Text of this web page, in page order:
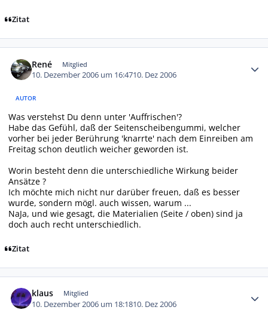
Zitat
René Mitglied
10. Dezember 2006 um 16:4710. Dez 2006
AUTOR
Was verstehst Du denn unter 'Auffrischen'?
Habe das Gefühl, daß der Seitenscheibengummi, welcher
vorher bei jeder Berührung 'knarrte' nach dem Einreiben am
Freitag schon deutlich weicher geworden ist.
Worin besteht denn die unterschiedliche Wirkung beider
Ansätze ?
Ich möchte mich nicht nur darüber freuen, daß es besser
wurde, sondern mögl. auch wissen, warum ...
NaJa, und wie gesagt, die Materialien (Seite / oben) sind ja
doch auch recht unterschiedlich.
Zitat
klaus Mitglied
10. Dezember 2006 um 18:1810. Dez 2006